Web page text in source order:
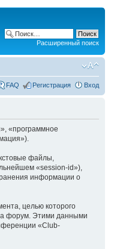
Расширенный поиск
FAQ Регистрация Вход
«программное
файлы,
«session-id»),
информации о
целью которого
форум. Этими данными
«Club-